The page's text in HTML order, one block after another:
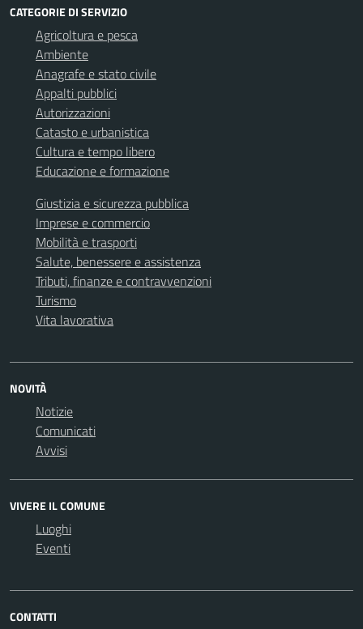
CATEGORIE DI SERVIZIO
Agricoltura e pesca
Ambiente
Anagrafe e stato civile
Appalti pubblici
Autorizzazioni
Catasto e urbanistica
Cultura e tempo libero
Educazione e formazione
Giustizia e sicurezza pubblica
Imprese e commercio
Mobilità e trasporti
Salute, benessere e assistenza
Tributi, finanze e contravvenzioni
Turismo
Vita lavorativa
NOVITÀ
Notizie
Comunicati
Avvisi
VIVERE IL COMUNE
Luoghi
Eventi
CONTATTI